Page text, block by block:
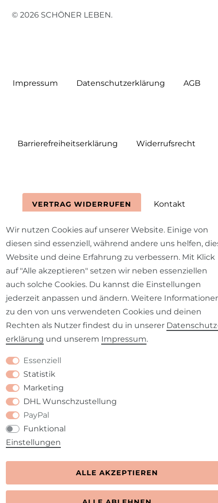
© 2026 SCHÖNER LEBEN.
Impressum Daten­schutz­erklärung AGB
Barrierefreiheitserklärung Widerrufs­recht
VERTRAG WIDERRUFEN Kontakt
Wir nutzen Cookies auf unserer Website. Einige von
diesen sind essenziell, während andere uns helfen,
Website und deine Erfahrung zu verbessern. Mit Klick
auf "Alle akzeptieren" setzen wir neben essenziellen
auch solche Cookies. Du kannst die Einstellungen
jederzeit anpassen und ändern. Weitere
zu den von uns verwendeten Cookies und deinen
Rechten als Nutzer findest du in unserer
erklärung und unserem Impressum.
Essenziell
Statistik
Marketing
DHL Wunschzustellung
PayPal
Funktional
Einstellungen
ALLE AKZEPTIEREN